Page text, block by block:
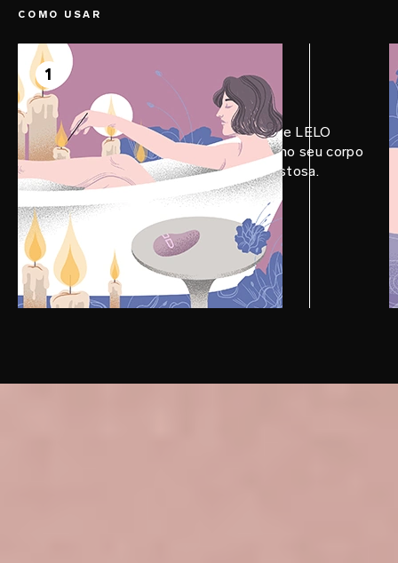
COMO USAR
1
PASSO 1
Prepare
Aplique uma quantidade generosa de LELO
Personal Moisturizer no LILY™ 3 e no seu corpo
para uma experiência ainda mais gostosa.